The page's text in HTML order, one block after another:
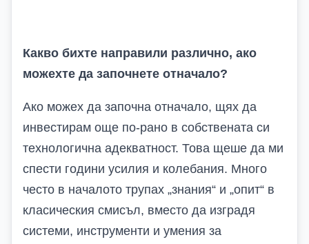
Какво бихте направили различно, ако
можехте да започнете отначало?
Ако можех да започна отначало, щях да
инвестирам още по-рано в собствената си
технологична адекватност. Това щеше да ми
спести години усилия и колебания. Много
често в началото трупах „знания“ и „опит“ в
класическия смисъл, вместо да изградя
системи, инструменти и умения за